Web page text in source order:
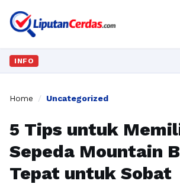
INFO
Home / Uncategorized
5 Tips untuk
Sepeda Mountain
Tepat untuk Sobat